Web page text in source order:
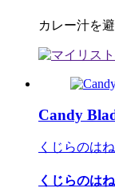
カレー汁を
Candy
くじらのは
くじらのは